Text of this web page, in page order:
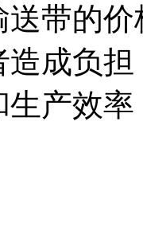
带的
成负
产效